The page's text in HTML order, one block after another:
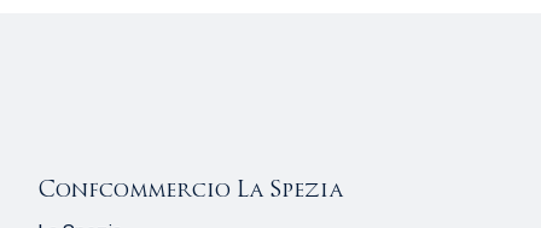
Confcommercio La Spezia